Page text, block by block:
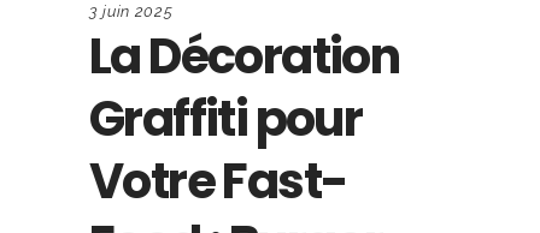
3 juin 2025
La Décoration
Graffiti pour
Votre Fast-